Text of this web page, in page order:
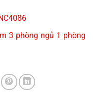
3 phòng ngủ 1 phòng